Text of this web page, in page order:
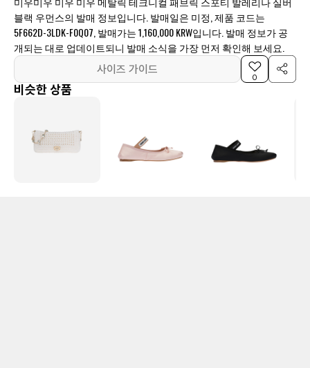
블랙 우먼스의 발매 정보입니다. 발매일은 미정, 제품 코드는
5F662D-3LDK-F0Q07, 발매가는 1,160,000 KRW입니다. 발매 정보가 공
개되는 대로 업데이트되니 발매 소식을 가장 먼저 확인해 보세요.
사이즈 가이드
0
비슷한 상품